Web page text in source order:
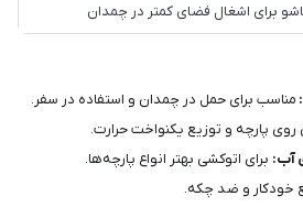
برای اشغال فضای کمتر در چمدان
مناسب برای حمل در چمدان و استفاده در سفر.
پارچه و توزیع یکنواخت حرارت.
آب: برای اتوکشی بهتر انواع پارچه‌ها.
خودکار و ضد چکه.